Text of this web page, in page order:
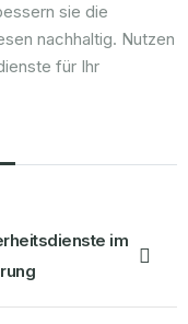
sie die
nachhaltig. Nutzen
für Ihr
im